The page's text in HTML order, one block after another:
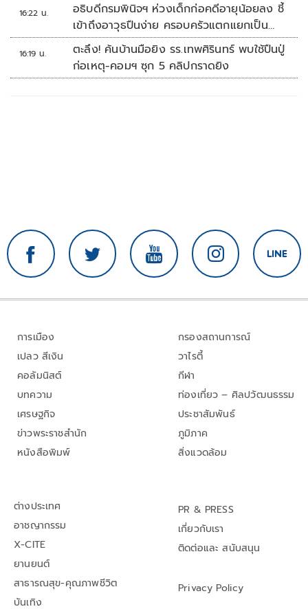
16:22 น.
อธิบดีกรมพินิจฯ ห่วงเด็กก่อคดีอายุน้อยลง ชี้
เข้าถึงอาวุธปืนง่าย ครอบครัวแตกแยกเป็น
ชนวนสำคัญ
16:19 น.
ตะลึง! ค้นบ้านมือยิง รร.เทพศิรินทร์ พบใช้ปืนปู่
ก่อเหตุ-คอมฯ ซุก 5 คลิปกราดยิง
การเมือง
เปลว สีเงิน
คอลัมนิสต์
บทความ
เศรษฐกิจ
ข่าวพระราชสำนัก
หนังสือพิมพ์
กรองสถานการณ์
วาไรตี้
กีฬา
ท่องเที่ยว – ศิลปวัฒนธรรม
ประชาสัมพันธ์
ภูมิภาค
สิ่งแวดล้อม
ต่างประเทศ
อาชญากรรม
X-CITE
ยานยนต์
สาธารณสุข-คุณภาพชีวิต
บันเทิง
PR & PRESS
เกี่ยวกับเรา
ติดต่อและ สนับสนุน
Privacy Policy